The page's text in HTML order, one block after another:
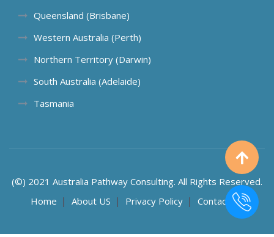
Queensland (Brisbane)
Western Australia (Perth)
Northern Territory (Darwin)
South Australia (Adelaide)
Tasmania
(©) 2021 Australia Pathway Consulting. All Rights Reserved.
Home
About US Privacy Policy Contact US